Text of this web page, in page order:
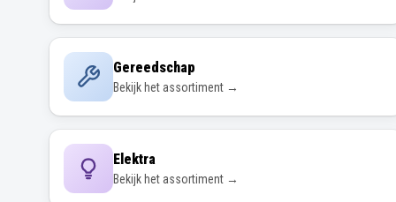
Gereedschap
Bekijk het assortiment →
Elektra
Bekijk het assortiment →